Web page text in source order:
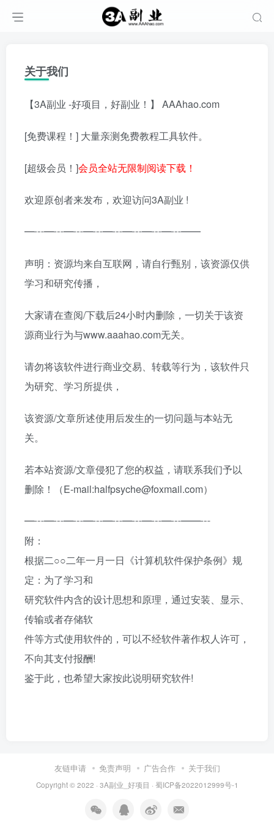
关于我们
【3A副业 -好项目，好副业！】 AAAhao.com
[免费课程！] 大量亲测免费教程工具软件。
[超级会员！]会员全站无限制阅读下载！
欢迎原创者来发布，欢迎访问3A副业 !
━┅━┅━┅━┅━┅━┅━┅━┅━━
声明：资源均来自互联网，请自行甄别，该资源仅供
学习和研究传播，
大家请在查阅/下载后24小时内删除，一切关于该资
源商业行为与www.aaahao.com无关。
请勿将该软件进行商业交易、转载等行为，该软件只
为研究、学习所提供，
该资源/文章所述使用后发生的一切问题与本站无
关。
若本站资源/文章侵犯了您的权益，请联系我们予以
删除！（E-mail:halfpsyche@foxmail.com）
━┅━┅━┅━┅━┅━┅━┅━┅━━┅
附：
根据二○○二年一月一日《计算机软件保护条例》规
定：为了学习和
研究软件内含的设计思想和原理，通过安装、显示、
传输或者存储软
件等方式使用软件的，可以不经软件著作权人许可，
不向其支付报酬!
鉴于此，也希望大家按此说明研究软件!
友链申请 免责声明 广告合作 关于我们
Copyright © 2022 · 3A副业_好项目 · 蜀ICP备2022012999号-1